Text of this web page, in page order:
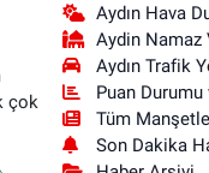
çok
Aydın Hava
Aydin Namaz
Aydın Trafik
Puan
Tüm
Son Dakika